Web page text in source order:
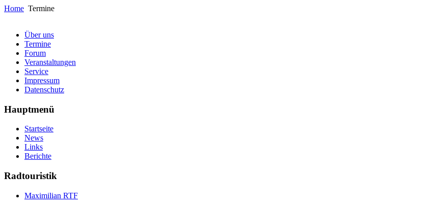
Home Termine
Über uns
Termine
Forum
Veranstaltungen
Service
Impressum
Datenschutz
Hauptmenü
Startseite
News
Links
Berichte
Radtouristik
Maximilian RTF